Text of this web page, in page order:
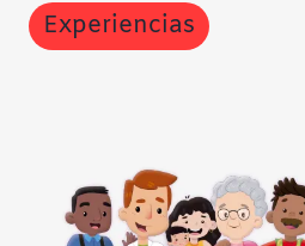
Experiencias